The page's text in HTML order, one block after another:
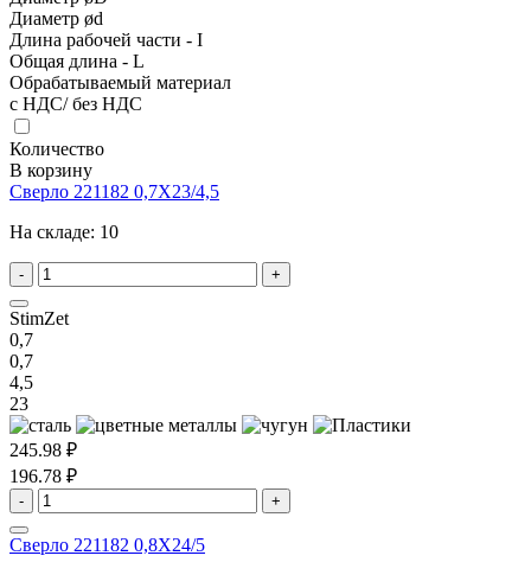
Диаметр ød
Длина рабочей части - I
Общая длина - L
Обрабатываемый материал
с НДС/ без НДС
Количество
В корзину
Сверло 221182 0,7X23/4,5
На складе: 10
- +
StimZet
0,7
0,7
4,5
23
245.98 ₽
196.78 ₽
- +
Сверло 221182 0,8X24/5